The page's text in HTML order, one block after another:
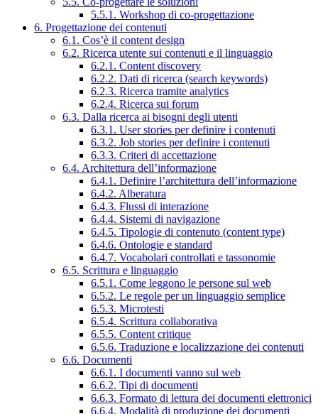
5.5.1. Workshop di co-progettazione
6. Progettazione dei contenuti
6.1. Cos’è il content design
6.2. Ricerca utente sui contenuti e il linguaggio
6.2.1. Content discovery
6.2.2. Dati di ricerca (search keywords)
6.2.3. Ricerca tramite analytics
6.2.4. Ricerca sui forum
6.3. Dalla ricerca ai bisogni degli utenti
6.3.1. User stories per definire i contenuti
6.3.2. Job stories per definire i contenuti
6.3.3. Criteri di accettazione
6.4. Architettura dell’informazione
6.4.1. Definire l’architettura dell’informazione
6.4.2. Alberatura
6.4.3. Flussi di interazione
6.4.4. Sistemi di navigazione
6.4.5. Tipologie di contenuto (content type)
6.4.6. Ontologie e standard
6.4.7. Vocabolari controllati e tassonomie
6.5. Scrittura e linguaggio
6.5.1. Come leggono le persone sul web
6.5.2. Le regole per un linguaggio semplice
6.5.3. Microtesti
6.5.4. Scrittura collaborativa
6.5.5. Content critique
6.5.6. Traduzione e localizzazione dei contenuti
6.6. Documenti
6.6.1. I documenti vanno sul web
6.6.2. Tipi di documenti
6.6.3. Formato di lettura dei documenti elettronici
6.6.4. Modalità di produzione dei documenti